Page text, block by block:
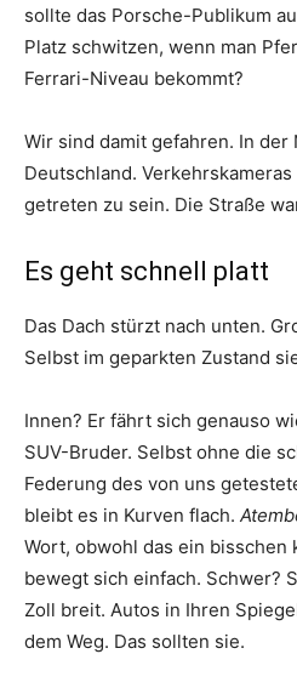
sollte das Porsche-Publikum
Platz schwitzen, wenn man
Ferrari-Niveau bekommt?
Wir sind damit gefahren. In der
Deutschland.
getreten zu sein. Die Straße
Es geht schnell platt
Das Dach stürzt nach unten.
Selbst im geparkten Zustand
Innen? Er fährt sich genauso
SUV-Bruder. Selbst ohne die
Federung des von uns
bleibt es in Kurven flach.
Wort, obwohl das ein bisschen
bewegt sich einfach. Schwer?
Zoll breit. Autos in Ihren
dem Weg. Das sollten sie.